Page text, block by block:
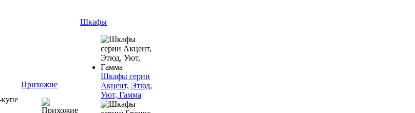
Прихожие
Шкафы
Шкафы серии
Акцент, Этюд,
Уют, Гамма